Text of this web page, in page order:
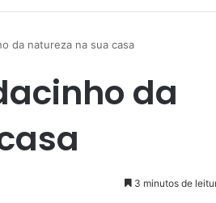
da natureza na sua casa
da
3 minutos de